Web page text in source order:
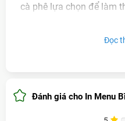
cà phê lựa chọn để làm
Chất lượng in
và hình ảnh khá
Đọc
Đánh giá cho In Menu